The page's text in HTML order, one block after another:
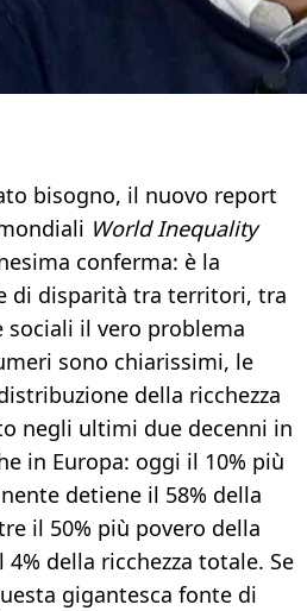
bisogno, il nuovo report
World Inequality
conferma: è la
di disparità tra territori, tra
sociali il vero problema
sono chiarissimi, le
della ricchezza
negli ultimi due decenni in
in Europa: oggi il 10% più
detiene il 58% della
il 50% più povero della
della ricchezza totale. Se
gigantesca fonte di